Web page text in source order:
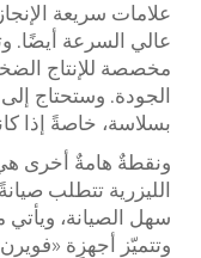
علامات سريعة
مخصصة للإنتاج
الجودة. وستحتاج
بسلاسة، خاصةً إذا
ونقطةٌ هامةٌ أخرى
الليزرية تتطلب
سهل الصيانة، ويأتي